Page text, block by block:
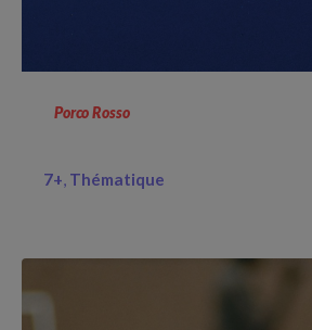
Porco Rosso
7+ Thématique